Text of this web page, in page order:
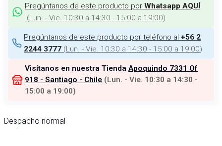
Pregúntanos de este producto por Whatsapp AQUÍ
(Lun. - Vie. 10:30 a 14:30 - 15:00 a 19:00)
Pregúntanos de este producto por teléfono al +56 2
2244 3777 (Lun. - Vie. 10:30 a 14:30 - 15:00 a 19:00)
Visítanos en nuestra Tienda Apoquindo 7331 Of
918 - Santiago - Chile (Lun. - Vie. 10:30 a 14:30 -
15:00 a 19:00)
Despacho normal